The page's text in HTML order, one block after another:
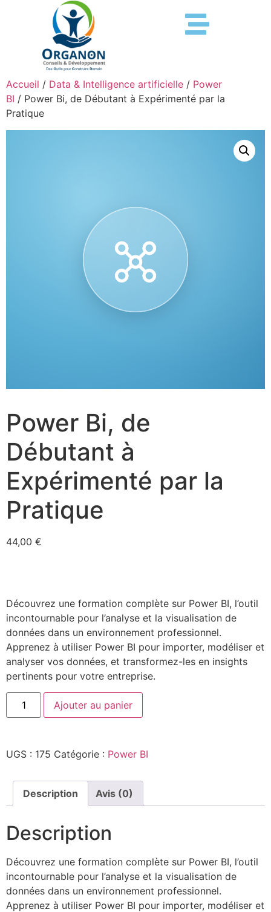
Accueil / Data & Intelligence artificielle / Power
BI / Power Bi, de Débutant à Expérimenté par la
Pratique
Power Bi, de
Débutant à
Expérimenté par la
Pratique
44,00 €
Découvrez une formation complète sur Power BI, l’outil
incontournable pour l’analyse et la visualisation de
données dans un environnement professionnel.
Apprenez à utiliser Power BI pour importer, modéliser et
analyser vos données, et transformez-les en insights
pertinents pour votre entreprise.
Ajouter au panier
UGS : 175 Catégorie : Power BI
Description Avis (0)
Description
Découvrez une formation complète sur Power BI, l’outil
incontournable pour l’analyse et la visualisation de
données dans un environnement professionnel.
Apprenez à utiliser Power BI pour importer, modéliser et